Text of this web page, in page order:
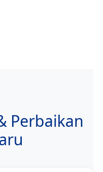
Perbaikan